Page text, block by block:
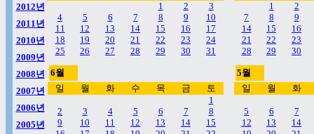
2012년
2011년
2010년
2009년
2008년
2007년
2006년
2005년
1
2
3
4
5 6 7 8 9
10
11
12 13 14 15 16
17
18
19 20 21 22 23
24
25
26 27 28 29 30 31
1
2
7
8
9
14
15
16
21
22
23
28
29 30
6월
5월
일
월 화 수 목 금
토
1
2
3 4 5 6 7
8
9
10 11 12 13 14
15
일 월 화
5 6
7
12
13
14